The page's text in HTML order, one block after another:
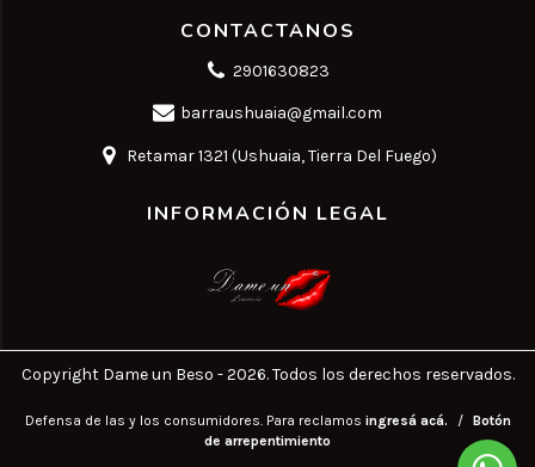
CONTACTANOS
2901630823
barraushuaia@gmail.com
Retamar 1321 (Ushuaia, Tierra Del Fuego)
INFORMACIÓN LEGAL
Copyright Dame un Beso - 2026. Todos los derechos reservados.
Defensa de las y los consumidores. Para reclamos ingresá acá. /
Botón
de arrepentimiento